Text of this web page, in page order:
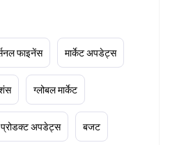
फाइनेंस मार्केट अपडेट्स
ग्लोबल मार्केट
प्रोडक्ट अपडेट्स बजट